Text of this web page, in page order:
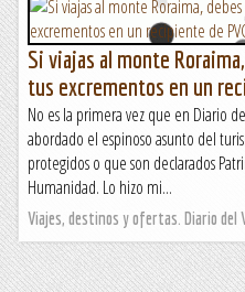
Si viajas al monte
tus excrementos en un
No es la primera vez que en Diario
abordado el espinoso asunto del
protegidos o que son declarados
Humanidad. Lo hizo mi...
Viajes, destinos y ofertas. Diario del